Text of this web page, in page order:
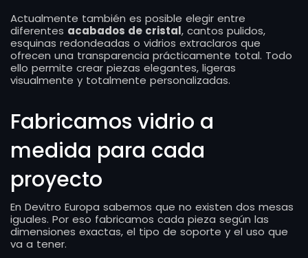
Actualmente también es posible elegir entre
diferentes acabados de cristal, cantos pulidos,
esquinas redondeadas o vidrios extraclaros que
ofrecen una transparencia prácticamente total. Todo
ello permite crear piezas elegantes, ligeras
visualmente y totalmente personalizadas.
Fabricamos vidrio a
medida para cada
proyecto
En Devitro Europa sabemos que no existen dos mesas
iguales. Por eso fabricamos cada pieza según las
dimensiones exactas, el tipo de soporte y el uso que
va a tener.